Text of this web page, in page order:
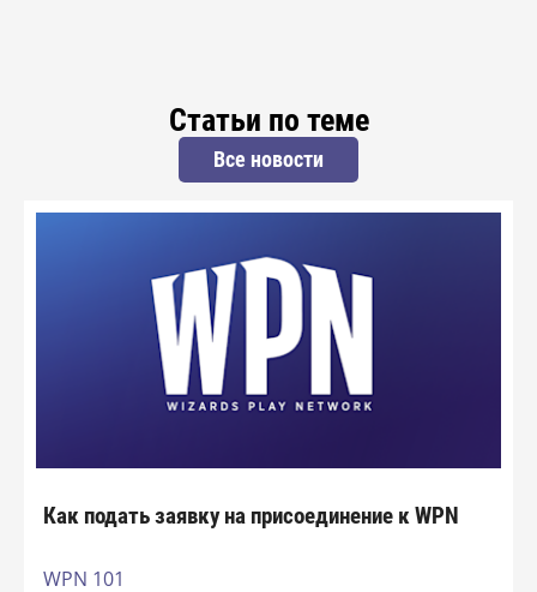
Статьи по теме
Все новости
Как подать заявку на присоединение к WPN
WPN 101